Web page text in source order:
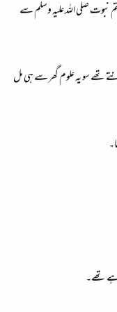
نبوت صلی اللہ علیہ وسلم سے
تھے سو یہ علوم گھر سے ہی مل
تھے۔